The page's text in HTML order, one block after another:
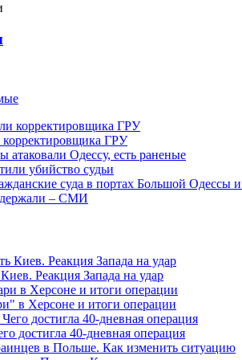
корректировщика ГРУ
атаковали Одессу, есть раненые
убийство судьи
суда в портах Большой Одессы
– СМИ
Реакция Запада на удар
в Херсоне и итоги операции
достигла 40-дневная операция